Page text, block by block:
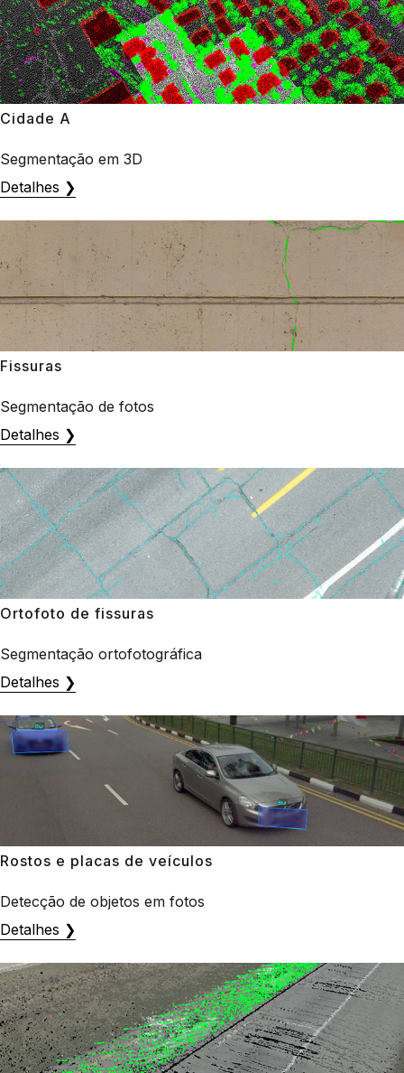
Cidade A
Segmentação em 3D
Detalhes ❯
Fissuras
Segmentação de fotos
Detalhes ❯
Ortofoto de fissuras
Segmentação ortofotográfica
Detalhes ❯
Rostos e placas de veículos
Detecção de objetos em fotos
Detalhes ❯